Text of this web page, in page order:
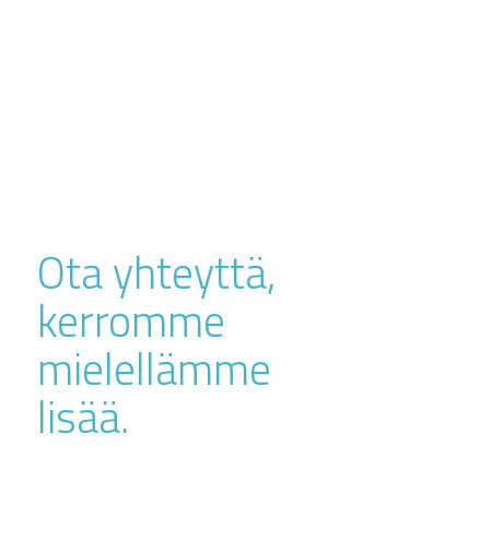
Ota yhteyttä,
kerromme
mielellämme
lisää.